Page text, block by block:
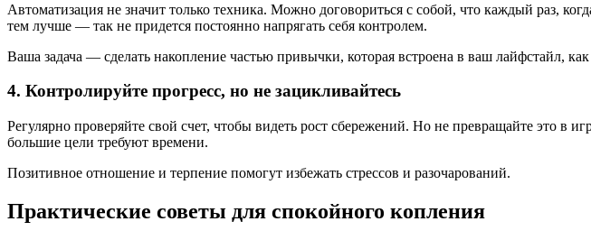
Автоматизация не значит только техника. Можно договориться с собой, что каждый раз,
тем лучше — так не придется постоянно напрягать себя контролем.
Ваша задача — сделать накопление частью привычки, которая встроена в ваш лайфстайл,
4. Контролируйте прогресс, но не зацикливайтесь
Регулярно проверяйте свой счет, чтобы видеть рост сбережений. Но не превращайте это
большие цели требуют времени.
Позитивное отношение и терпение помогут избежать стрессов и разочарований.
Практические советы для спокойного копления